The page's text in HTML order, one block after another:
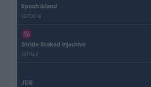
Epoch Island
(EPOCH)
Stride Staked Injective
(STINJ)
JDB